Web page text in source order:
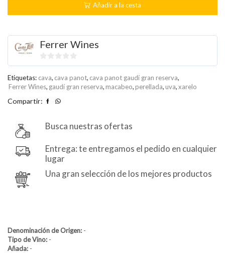
RESERVA
750ml
Añadir a la cesta
Ferrer Wines
0
de
5
Etiquetas: cava, cava panot, cava panot gaudí gran reserva,
Ferrer Wines, gaudí gran reserva, macabeo, perellada, uva,xarelo
Compartir:
Busca nuestras ofertas
Entrega: te entregamos el pedido en cualquier
lugar
Una gran selección de los mejores productos
Denominación de Origen: -
Tipo de Vino: -
Añada: -